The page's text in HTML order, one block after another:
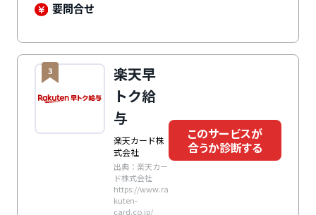
とで、求人応募数の向上や従業員の定着率向上にもつな
ています。福利厚生サービスの一つとして多くの企業の
導入実績があり、テレビなどのメディアにも多数取り上
げられ注目されています。
要問合せ
3
楽天早
トク給
与
楽天カード株
式会社
出典：楽天カー
ド株式会社
https://www.ra
kuten-
card.co.jp/
このサービスが
合うか診断する